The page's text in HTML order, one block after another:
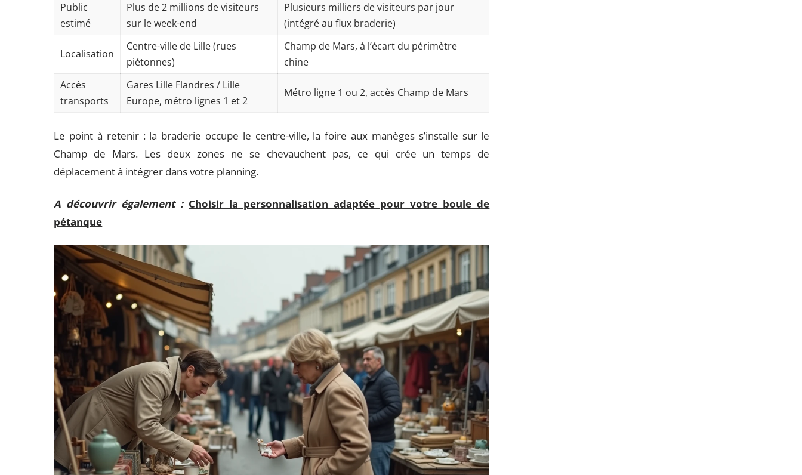
Public
estimé
Plus de 2 millions de visiteurs
sur le week-end
Plusieurs milliers de visiteurs par jour
(intégré au flux braderie)
Localisation
Centre-ville de Lille (rues
piétonnes)
Champ de Mars, à l’écart du périmètre
chine
Accès
transports
Gares Lille Flandres / Lille
Europe, métro lignes 1 et 2
Métro ligne 1 ou 2, accès Champ de Mars
Le point à retenir : la braderie occupe le centre-ville, la foire aux manèges s’installe sur le
Champ de Mars. Les deux zones ne se chevauchent pas, ce qui crée un temps de
déplacement à intégrer dans votre planning.
A découvrir également : Choisir la personnalisation adaptée pour votre boule de
pétanque